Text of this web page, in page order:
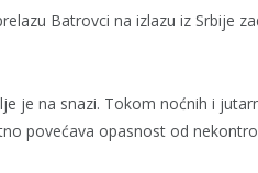
Batrovci na izlazu iz Srbije
je na snazi. Tokom noćnih i
povećava opasnost od